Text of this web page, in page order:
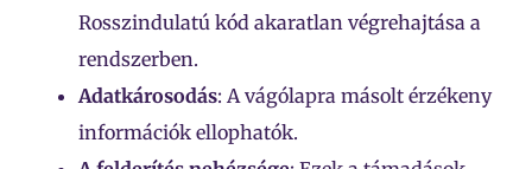
Rosszindulatú kód akaratlan végrehajtása a
rendszerben.
Adatkárosodás: A vágólapra másolt érzékeny
információk ellophatók.